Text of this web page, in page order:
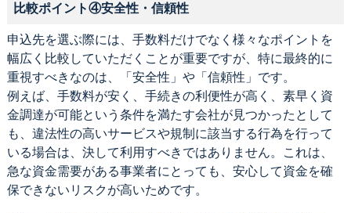
比較ポイント④安全性・信頼性
申込先を選ぶ際には、手数料だけでなく様々なポイントを
幅広く比較していただくことが重要ですが、特に最終的に
重視すべきなのは、「安全性」や「信頼性」です。
例えば、手数料が安く、手続きの利便性が高く、素早く資
金調達が可能という条件を満たす会社が見つかったとして
も、違法性の高いサービスや規制に該当する行為を行って
いる場合は、決して利用すべきではありません。これは、
急な資金需要がある事業者にとっても、安心して資金を確
保できないリスクが高いためです。